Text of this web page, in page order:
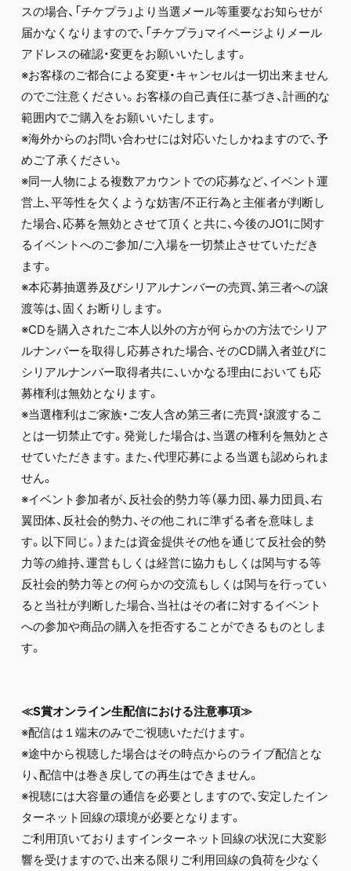
スの場合、「チケプラ」より当選メール等重要なお知らせが
届かなくなりますので、「チケプラ」マイページよりメール
アドレスの確認・変更をお願いいたします。
※お客様のご都合による変更・キャンセルは一切出来ません
のでご注意ください。お客様の自己責任に基づき、計画的な
範囲内でご購入をお願いいたします。
※海外からのお問い合わせには対応いたしかねますので、予
めご了承ください。
※同一人物による複数アカウントでの応募など、イベント運
営上、平等性を欠くような妨害/不正行為と主催者が判断し
た場合、応募を無効とさせて頂くと共に、今後のJO1に関す
るイベントへのご参加/ご入場を一切禁止させていただき
ます。
※本応募抽選券及びシリアルナンバーの売買、第三者への譲
渡等は、固くお断りします。
※CDを購入されたご本人以外の方が何らかの方法でシリア
ルナンバーを取得し応募された場合、そのCD購入者並びに
シリアルナンバー取得者共に、いかなる理由においても応
募権利は無効となります。
※当選権利はご家族・ご友人含め第三者に売買・譲渡するこ
とは一切禁止です。発覚した場合は、当選の権利を無効とさ
せていただきます。また、代理応募による当選も認められま
せん。
※イベント参加者が、反社会的勢力等（暴力団、暴力団員、右
翼団体、反社会的勢力、その他これに準ずる者を意味しま
す。以下同じ。）または資金提供その他を通じて反社会的勢
力等の維持、運営もしくは経営に協力もしくは関与する等
反社会的勢力等との何らかの交流もしくは関与を行ってい
ると当社が判断した場合、当社はその者に対するイベント
への参加や商品の購入を拒否することができるものとしま
す。
≪S賞オンライン生配信における注意事項≫
※配信は１端末のみでご視聴いただけます。
※途中から視聴した場合はその時点からのライブ配信とな
り、配信中は巻き戻しての再生はできません。
※視聴には大容量の通信を必要としますので、安定したイン
ターネット回線の環境が必要となります。
ご利用頂いておりますインターネット回線の状況に大変影
響を受けますので、出来る限りご利用回線の負荷を少なく